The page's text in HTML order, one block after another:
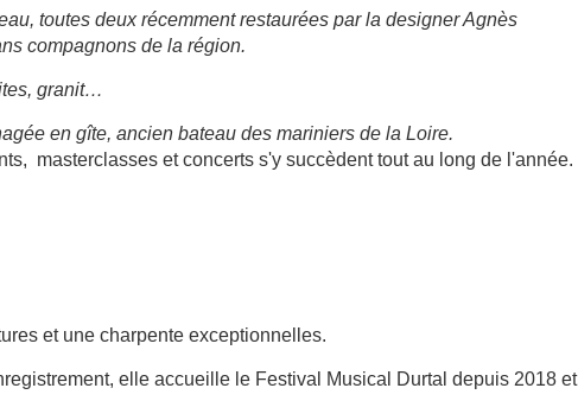
toutes deux récemment restaurées par la designer Agnès
compagnons de la région.
granit…
en gîte, ancien bateau des mariniers de la Loire.
masterclasses et concerts s'y succèdent tout au long de l'année.
et une charpente exceptionnelles.
elle accueille le Festival Musical Durtal depuis 2018 et